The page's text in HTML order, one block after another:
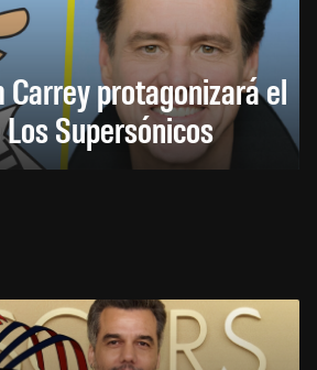
Carrey protagonizará el
Supersónicos